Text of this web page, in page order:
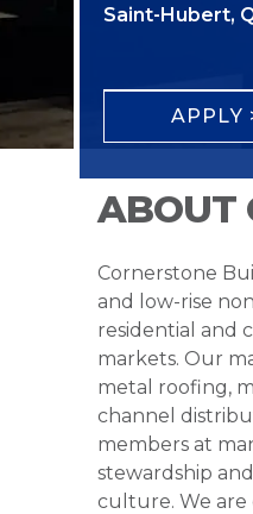
Saint-Hubert,
APPLY
ABOUT
Cornerstone
and low-rise
residential and
markets. Our
metal roofing,
channel
members at
stewardship
culture. We